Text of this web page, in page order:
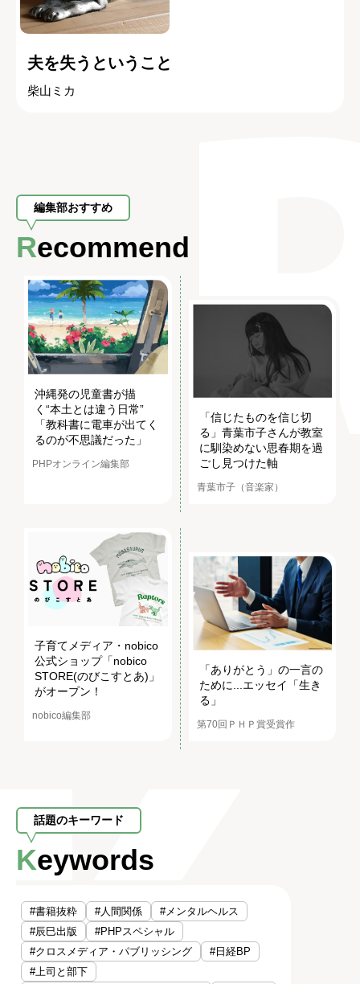
夫を失うということ
柴山ミカ
編集部おすすめ
Recommend
沖縄発の児童書が描
く“本土とは違う日常”
「教科書に電車が出てく
るのが不思議だった」
PHPオンライン編集部
「信じたものを信じ切
る」青葉市子さんが教室
に馴染めない思春期を過
ごし見つけた軸
青葉市子（音楽家）
子育てメディア・nobico
公式ショップ「nobico
STORE(のびこすとあ)」
がオープン！
nobico編集部
「ありがとう」の一言の
ために...エッセイ「生き
る」
第70回ＰＨＰ賞受賞作
話題のキーワード
Keywords
#書籍抜粋 #人間関係
#メンタルヘルス
#辰巳出版
#PHPスペシャル
#クロスメディア・パブリッシング
#日経BP
#上司と部下